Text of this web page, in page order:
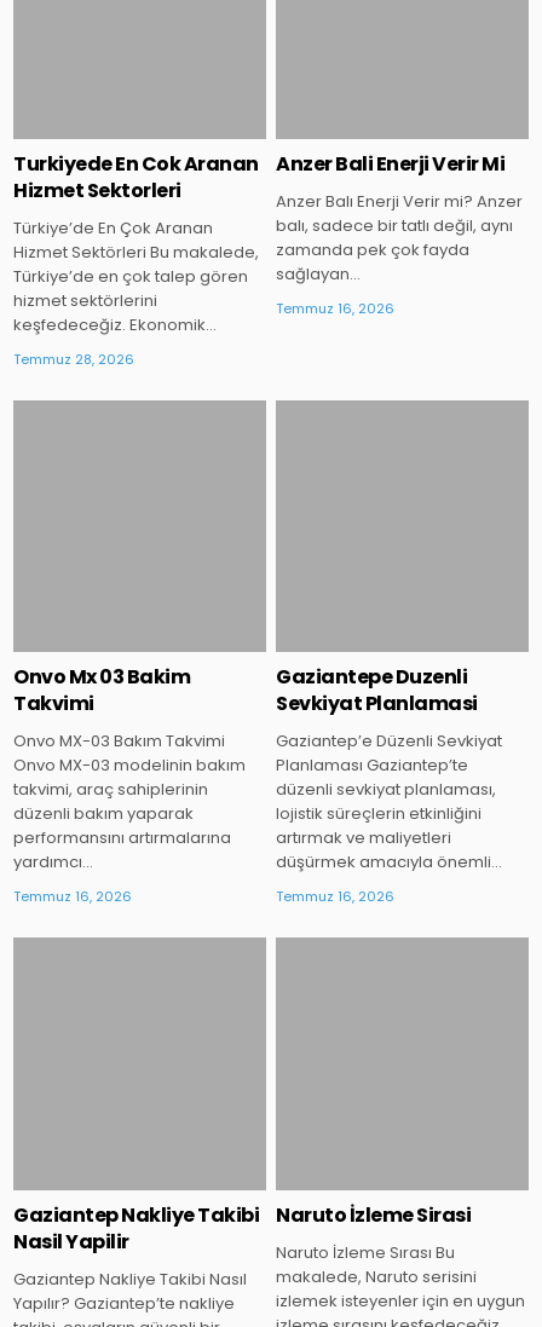
Turkiyede En Cok Aranan
Hizmet Sektorleri
Türkiye’de En Çok Aranan
Hizmet Sektörleri Bu makalede,
Türkiye’de en çok talep gören
hizmet sektörlerini
keşfedeceğiz. Ekonomik…
Temmuz 28, 2026
Anzer Bali Enerji Verir Mi
Anzer Balı Enerji Verir mi? Anzer
balı, sadece bir tatlı değil, aynı
zamanda pek çok fayda
sağlayan…
Temmuz 16, 2026
Onvo Mx 03 Bakim
Takvimi
Onvo MX-03 Bakım Takvimi
Onvo MX-03 modelinin bakım
takvimi, araç sahiplerinin
düzenli bakım yaparak
performansını artırmalarına
yardımcı…
Temmuz 16, 2026
Gaziantepe Duzenli
Sevkiyat Planlamasi
Gaziantep’e Düzenli Sevkiyat
Planlaması Gaziantep’te
düzenli sevkiyat planlaması,
lojistik süreçlerin etkinliğini
artırmak ve maliyetleri
düşürmek amacıyla önemli…
Temmuz 16, 2026
Gaziantep Nakliye Takibi
Nasil Yapilir
Gaziantep Nakliye Takibi Nasıl
Yapılır? Gaziantep’te nakliye
Naruto İzleme Sirasi
Naruto İzleme Sırası Bu
makalede, Naruto serisini
izlemek isteyenler için en uygun